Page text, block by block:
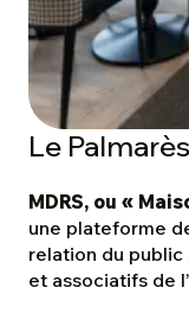
Le
MDRS, ou «
une plateforme
relation du
et associatifs de